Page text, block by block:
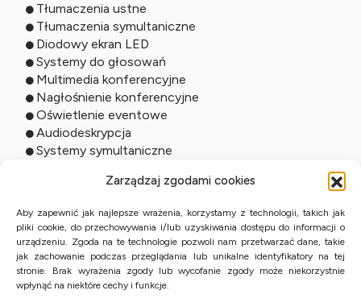
Zarządzaj zgodami cookies
Aby zapewnić jak najlepsze wrażenia, korzystamy z technologii, takich jak
pliki cookie, do przechowywania i/lub uzyskiwania dostępu do informacji o
urządzeniu. Zgoda na te technologie pozwoli nam przetwarzać dane, takie
jak zachowanie podczas przeglądania lub unikalne identyfikatory na tej
stronie. Brak wyrażenia zgody lub wycofanie zgody może niekorzystnie
wpłynąć na niektóre cechy i funkcje.
Tłumaczenia ustne
Tłumaczenia symultaniczne
Diodowy ekran LED
Systemy do głosowań
Multimedia konferencyjne
Nagłośnienie konferencyjne
Oświetlenie eventowe
Audiodeskrypcja
Systemy symultaniczne
Usługi online
Tłumaczenia zdalne
Tłumaczenia ustne online
Studio online
Streaming wydarzeń
Tłumaczenia przysięgłe z KPE